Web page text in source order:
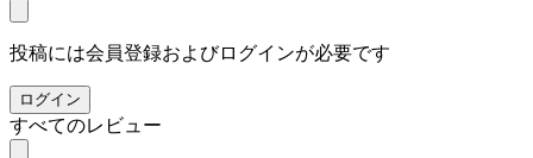
投稿には会員登録およびログインが必要です
ログイン
すべてのレビュー